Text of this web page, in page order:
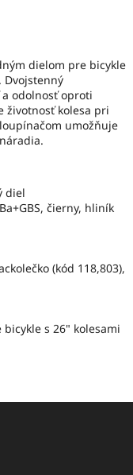
dielom pre bicykle
Dvojstenný
odolnosť oproti
životnosť kolesa pri
umožňuje
diel
čierny, hliník
(kód 118,803),
s 26" kolesami